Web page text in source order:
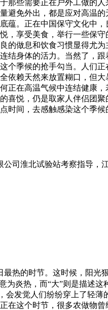
那些需要正在户外工做的
避免外出，都是应对高温
蕴。正在中国保守文化中
，享受美食，举行一些保
的做息和饮食习惯显得尤
结身体的活力。当然了，
个季候的抢手勾当。人们
依赖天然来放置糊口，但
正在高温气候中连结健康
喜悦，仍是取家人伴侣团
时间，去感触感染这个季候
司淮北试验站考察指导，
热的时节。这时候，阳光
为炎热，而“大”则是描述
会发觉人们纷纷穿上了轻薄
在这个时节，很多农做物